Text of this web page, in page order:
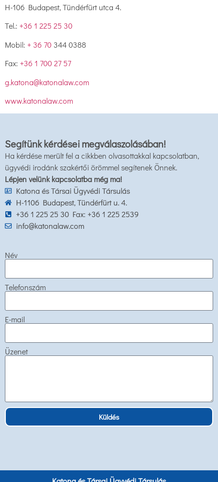
H-106 Budapest, Tündérfürt utca 4.
Tel.: +36 1 225 25 30
Mobil: + 36 70 344 0388
Fax: +36 1 700 27 57
g.katona@katonalaw.com
www.katonalaw.com
Segítünk kérdései megválaszolásában!
Ha kérdése merült fel a cikkben olvasottakkal kapcsolatban,
ügyvédi irodánk szakértői örömmel segítenek Önnek.
Lépjen velünk kapcsolatba még ma!
Katona és Társai Ügyvédi Társulás
H-1106 Budapest, Tündérfürt u. 4.
+36 1 225 25 30 Fax: +36 1 225 2539
info@katonalaw.com
Név
Telefonszám
E-mail
Üzenet
Küldés